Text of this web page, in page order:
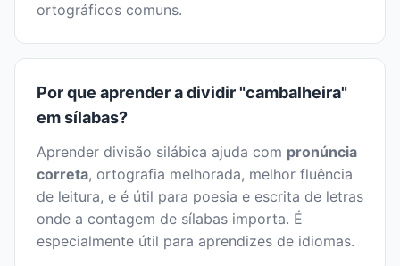
ortográficos comuns.
Por que aprender a dividir "cambalheira"
em sílabas?
Aprender divisão silábica ajuda com pronúncia
correta, ortografia melhorada, melhor fluência
de leitura, e é útil para poesia e escrita de letras
onde a contagem de sílabas importa. É
especialmente útil para aprendizes de idiomas.